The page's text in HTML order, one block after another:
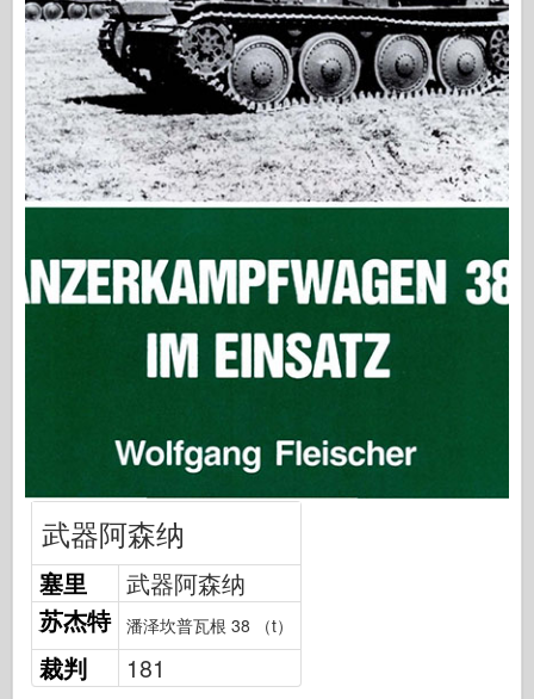
学院
王牌模型
阿夫夫俱乐部
空气修复
空军
AZ 模型
野马
德尼普罗莫德
E.T. 模型
精细模具
瓦洛尔部队
弗里尔模型
长谷川
海勒
武器阿森纳
塞里
武器阿森纳
苏杰特
潘泽坎普瓦根 38 （t）
裁判 181